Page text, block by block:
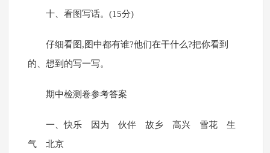
十、看图写话。(15分)
仔细看图,图中都有谁?他们在干什么?把你看到
的、想到的写一写。
期中检测卷参考答案
一、快乐 因为 伙伴 故乡 高兴 雪花 生
气 北京